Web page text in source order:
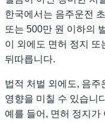
한국에서는 음주운전
또는 500만 원 이하의
이 외에도 면허 정지 또
뒤따릅니다.
법적 처벌 외에도, 음주
영향을 미칠 수 있습니
예를 들어, 면허 정지가